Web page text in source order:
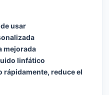
usar
mejorada
linfático
rápidamente, reduce el